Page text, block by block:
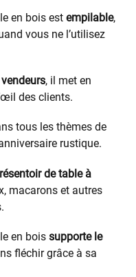
en bois est empilable,
vous ne l’utilisez
, il met en
des clients.
tous les thèmes de
rustique.
de table à
macarons et autres
en bois supporte le
fléchir grâce à sa